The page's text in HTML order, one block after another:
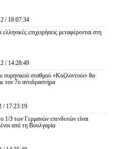
/ 18:07:34
επιχειρήσεις μεταφέρονται στη
/ 14:28:49
πυρηνικού σταθμού «Κοζλοντούι» θα
τον 7ο αντιδραστήρα
/ 17:23:19
1/3 των Γερμανών επενδυτών είναι
από τη Βουλγαρία